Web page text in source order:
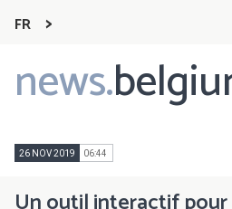
FR
news.
Main
navigation
26 NOV 2019 06:44